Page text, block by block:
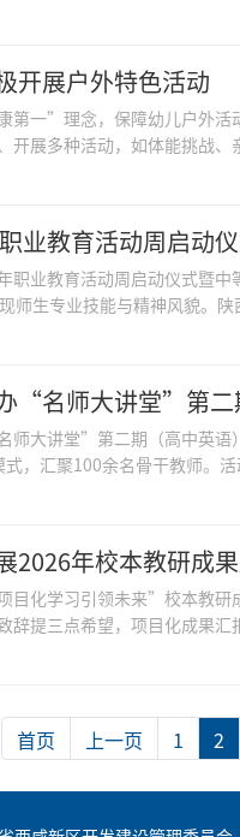
开展户外特色活动
第一”理念，保障幼儿户外活
开展多种活动，如体能挑战
业教育活动周启动
职业教育活动周启动仪式暨
师生专业技能与精神风貌。
“名师大讲堂”第二
大讲堂”第二期（高中英语
，汇聚100余名骨干教师。
2026年校本教研成
化学习引领未来”校本教研
辞提三点希望，项目化成果
首页 上一页 1 2